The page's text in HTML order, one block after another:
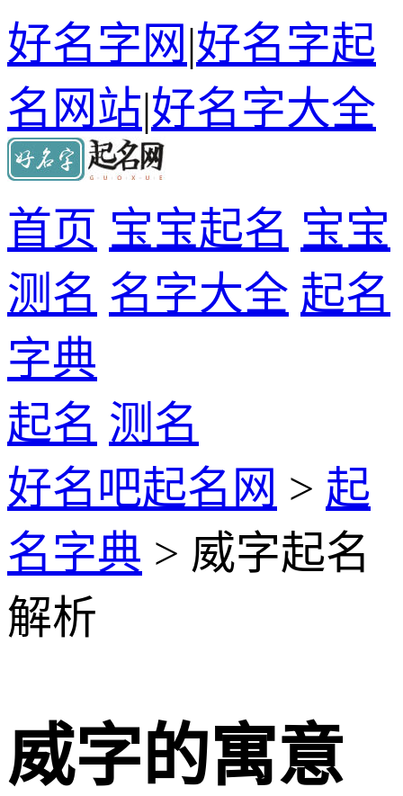
好名字网|好名字起
名网站|好名字大全
首页 宝宝起名 宝宝
测名 名字大全 起名
字典
起名 测名
好名吧起名网 > 起
名字典 > 威字起名
解析
威字的寓意